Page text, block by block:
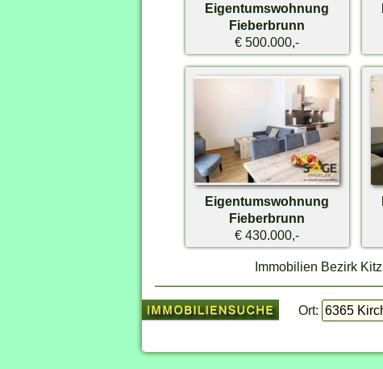
Eigentumswohnung
Fieberbrunn
€ 500.000,-
Eigentumswohnung
Fieberbrunn
€ 430.000,-
Immobilien Bezirk
Ort: